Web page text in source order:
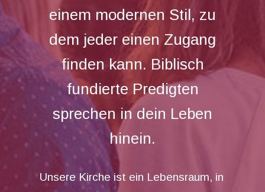
einem modernen Stil, zu
dem jeder einen Zugang
finden kann. Biblisch
fundierte Predigten
sprechen in dein Leben
hinein.
Unsere Kirche ist ein Lebensraum, in